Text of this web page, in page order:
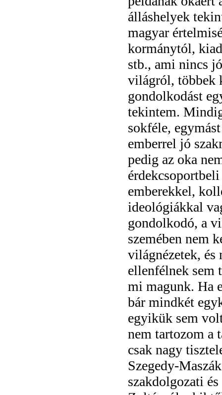
álláshelyek
magyar
kormánytól,
stb., ami nincs
világról, többek
gondolkodást
tekintem.
sokféle,
emberrel jó
pedig az oka
emberekkel,
ideológiákkal
gondolkodó, a
szemében nem
világnézetek, és
ellenfélnek sem
mi magunk. Ha
bár mindkét
egyikük sem
nem tartozom a
csak nagy
Szegedy-
szakdolgozati